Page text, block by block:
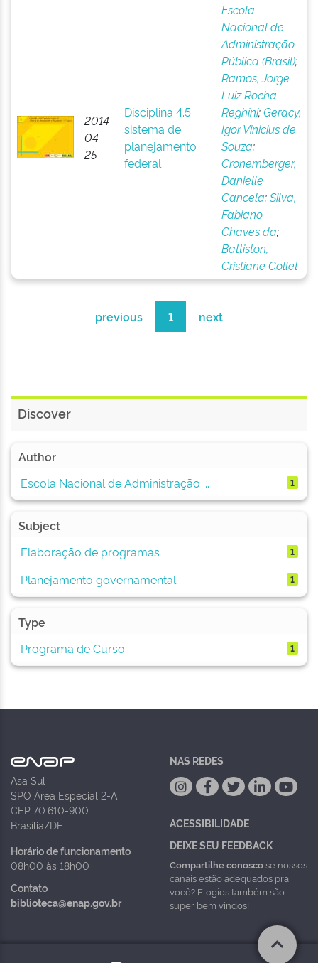
2014-
04-
25
Disciplina 4.5:
sistema de
planejamento
federal
Escola
Nacional de
Administração
Pública (Brasil);
Ramos, Jorge
Luiz Rocha
Reghini;Geracy,
Igor Vinicius de
Souza;
Cronemberger,
Danielle
Cancela;Silva,
Fabiano
Chaves da;
Battiston,
Cristiane Collet
previous 1 next
Discover
Author
Escola Nacional de Administração ...
1
Subject
Elaboração de programas
1
Planejamento governamental 1
Type
Programa de Curso
1
Asa Sul
SPO Área Especial 2-A
CEP 70.610-900
Brasília/DF
Horário de funcionamento
08h00 às 18h00
Contato
biblioteca@enap.gov.br
NAS REDES
ACESSIBILIDADE
DEIXE SEU FEEDBACK
Compartilhe conoscose nossos
canais estão adequados pra
você? Elogios também são
super bem vindos!